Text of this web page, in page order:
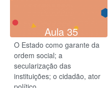
Aula 35
O Estado como garante da
ordem social; a
secularização das
instituições; o cidadão, ator